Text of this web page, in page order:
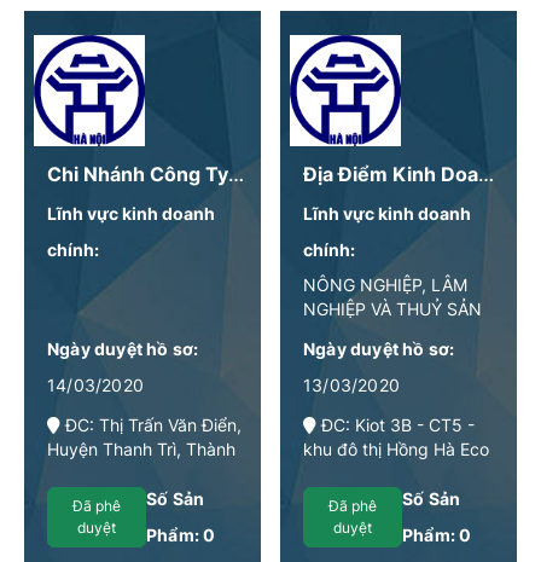
Chi Nhánh Công Ty CP Xây Dựng Và Chế Biến Lương Thực Vĩnh Hà: Trung Tâm Kinh Doanh Lương Thực Thanh Trì
Lĩnh vực kinh doanh
chính:
Ngày duyệt hồ sơ:
14/03/2020
ĐC: Thị Trấn Văn Điển,
Huyện Thanh Trì, Thành
Đã phê
duyệt
Số Sản
Phẩm:0
Địa Điểm Kinh Doanh – Công Ty TNHH Nông Trại Thực Phẩm HNH
Lĩnh vực kinh doanh
chính:
NÔNG NGHIỆP, LÂM
NGHIỆP VÀ THUỶ SẢN
Ngày duyệt hồ sơ:
13/03/2020
ĐC: Kiot 3B - CT5 -
khu đô thị Hồng Hà Eco
Thanh Trì, Thành phố Hà
Đã phê
duyệt
Số Sản
Phẩm:0